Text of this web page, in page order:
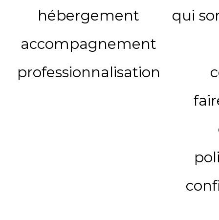
hébergement
accompagnement
professionnalisation
qui